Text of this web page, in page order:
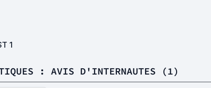
1
: AVIS D'INTERNAUTES (1)